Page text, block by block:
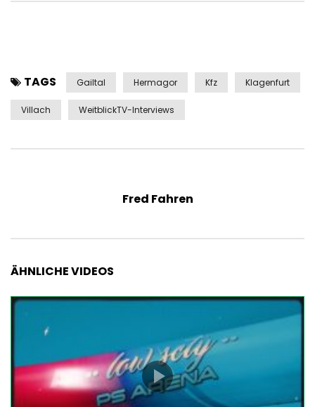
TAGS Gailtal Hermagor Kfz Klagenfurt
Villach WeitblickTV-Interviews
Fred Fahren
ÄHNLICHE VIDEOS